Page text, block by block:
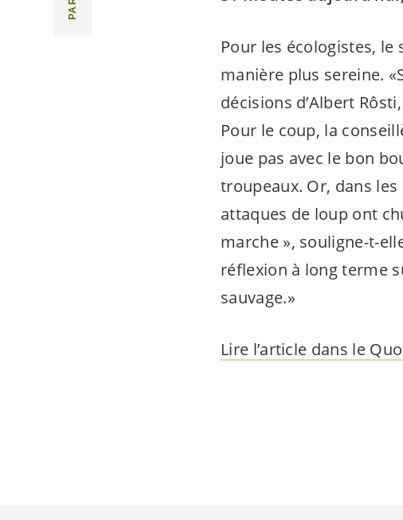
Pour les écologistes,
manière plus sereine.
décisions d’Albert
Pour le coup, la
joue pas avec le bon
troupeaux. Or, dans
attaques de loup ont
marche », souligne-t-
réflexion à long terme
sauvage.»
Lire l’article dans le